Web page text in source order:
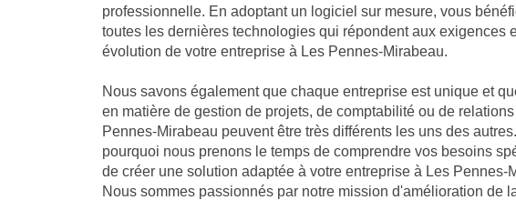
professionnelle. En adoptant un logiciel sur mesure, vous
toutes les dernières technologies qui répondent aux exigences
évolution de votre entreprise à Les Pennes-Mirabeau.
Nous savons également que chaque entreprise est unique et
en matière de gestion de projets, de comptabilité ou de
Pennes-Mirabeau peuvent être très différents les uns des
pourquoi nous prenons le temps de comprendre vos besoins
de créer une solution adaptée à votre entreprise à Les Pennes-
Nous sommes passionnés par notre mission d'amélioration de